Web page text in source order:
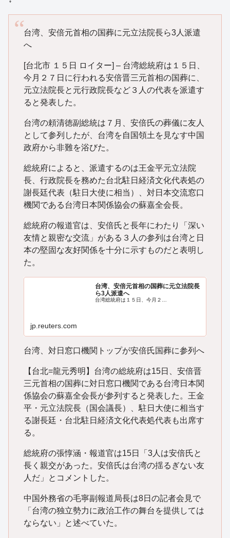
台湾、安倍元首相の国葬に元立法院長ら3人派遣
へ
[台北市 １５日 ロイター] – 台湾総統府は１５日、
今月２７日に行われる安倍晋三元首相の国葬に、
元立法院長と元行政院長など３人の代表を派遣す
ると発表した。
台湾の頼清徳副総統は７月、安倍氏の葬儀に友人
として参列したが、台湾を自国領土を見なす中国
政府から非難を浴びた。
総統府によると、派遣するのは王金平元立法院
長、行政院長を務めた台北駐日経済文化代表処の
謝長廷代表（駐日大使に相当）、対日本交流窓口
機関である台湾日本関係協会の蘇嘉全会長。
総統府の報道官は、安倍氏と長年にわたり「深い
友情と親密な交流」がある３人の参列は台湾と日
本の堅固な友好関係を十分に示すものだと表明し
た。
台湾、安倍元首相の国葬に元立法院長
ら3人派遣へ
台湾総統府は１５日、今月２…
jp.reuters.com
台湾、対日窓口機関トップが安倍氏国葬に参列へ
【台北=龍元秀明】台湾の総統府は15日、安倍晋
三元首相の国葬に対日窓口機関である台湾日本関
係協会の蘇嘉全会長が参列すると発表した。王金
平・元立法院長（国会議長）、駐日大使に相当す
る謝長廷・台北駐日経済文化代表処代表も出席す
る。
総統府の張惇涵・報道官は15日「3人は安倍氏と
長く親交があった。安倍氏は台湾の揺るぎない友
人だ」とコメントした。
中国外務省の毛寧副報道局長は8日の記者会見で
「台湾の独立勢力に政治工作の舞台を提供しては
ならない」と述べていた。